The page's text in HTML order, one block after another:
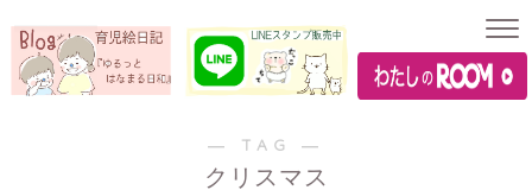
― TAG ―
クリスマス